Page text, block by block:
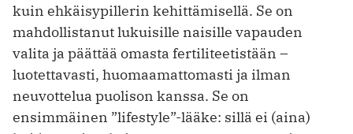
kuin ehkäisypillerin kehittämisellä. Se on
mahdollistanut lukuisille naisille vapauden
valita ja päättää omasta fertiliteetistään –
luotettavasti, huomaamattomasti ja ilman
neuvottelua puolison kanssa. Se on
ensimmäinen ”lifestyle”-lääke: sillä ei (aina)